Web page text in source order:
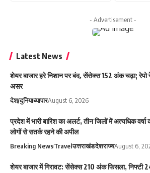
- Advertisement -
Latest News
शेयर बाजार हरे निशान पर बंद, सेंसेक्स 152 अंक चढ़ा; रेपो
असर
देश/दुनियाव्यापारAugust 6, 2026
प्रदेश में भारी बारिश का अलर्ट, तीन जिलों में अत्यधिक
लोगों से सतर्क रहने की अपील
Breaking NewsTravelउत्तराखंडदेशराज्यAugust 6,
शेयर बाजार में गिरावट: सेंसेक्स 210 अंक फिसला, निफ्टी